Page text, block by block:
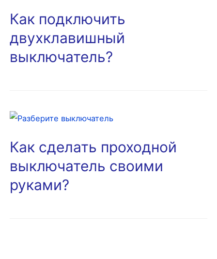
Как подключить
двухклавишный
выключатель?
Как сделать проходной
выключатель своими
руками?